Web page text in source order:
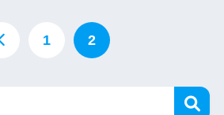
1 2